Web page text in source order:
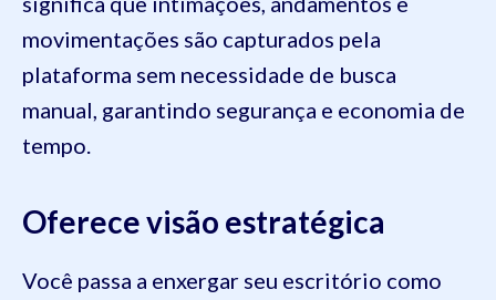
movimentações são capturados pela
plataforma sem necessidade de busca
manual, garantindo segurança e economia de
tempo.
Oferece visão estratégica
Você passa a enxergar seu escritório como